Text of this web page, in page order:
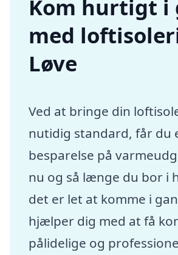
Kom hurtigt i
med
Løve
Ved at bringe din
nutidig standard, får du
besparelse på
nu og så længe du bor i
det er let at komme i
hjælper dig med at få
pålidelige og